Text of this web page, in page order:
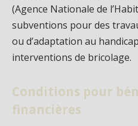
(Agence Nationale de
subventions pour des
ou d’adaptation au
interventions de bricolage.
Conditions pour
financières